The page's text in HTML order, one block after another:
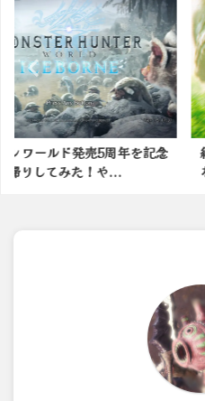
周年を記念
...
結局モンハンは
な